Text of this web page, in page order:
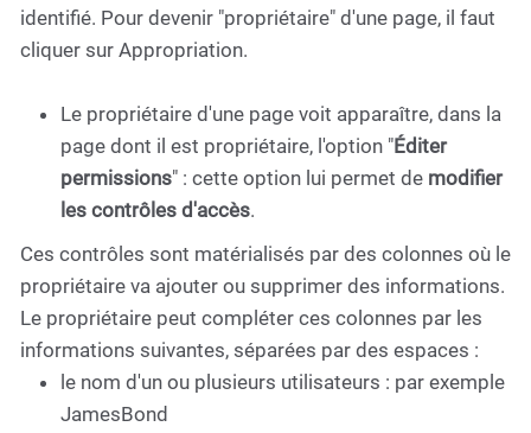
identifié. Pour devenir "propriétaire" d'une page, il faut
cliquer sur Appropriation.
Le propriétaire d'une page voit apparaître, dans la
page dont il est propriétaire, l'option "Éditer
permissions" : cette option lui permet de modifier
les contrôles d'accès.
Ces contrôles sont matérialisés par des colonnes où le
propriétaire va ajouter ou supprimer des informations.
Le propriétaire peut compléter ces colonnes par les
informations suivantes, séparées par des espaces :
le nom d'un ou plusieurs utilisateurs : par exemple
JamesBond